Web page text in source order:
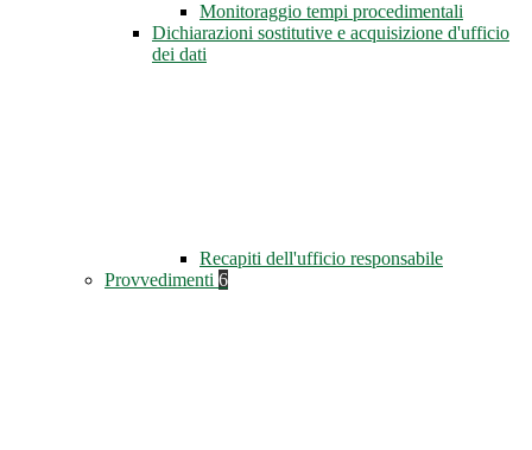
Monitoraggio tempi procedimentali
Dichiarazioni sostitutive e acquisizione d'ufficio
dei dati
Recapiti dell'ufficio responsabile
Provvedimenti 6